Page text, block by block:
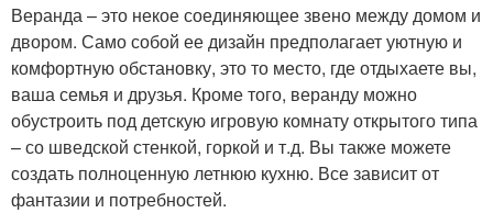
Веранда – это некое соединяющее звено между домом и
двором. Само собой ее дизайн предполагает уютную и
комфортную обстановку, это то место, где отдыхаете вы,
ваша семья и друзья. Кроме того, веранду можно
обустроить под детскую игровую комнату открытого типа
– со шведской стенкой, горкой и т.д. Вы также можете
создать полноценную летнюю кухню. Все зависит от
фантазии и потребностей.